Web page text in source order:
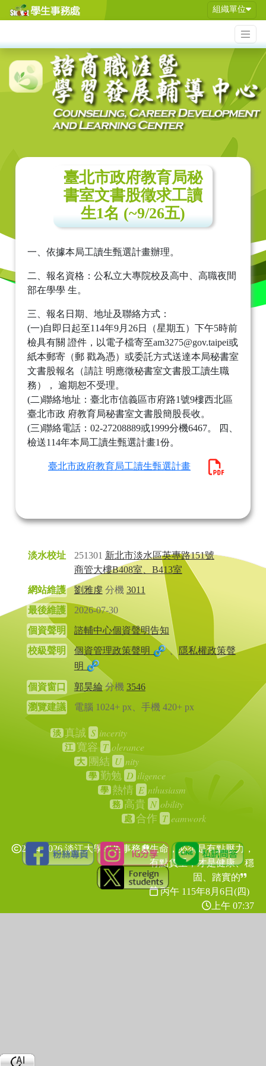
組織單位
臺北市政府教育局秘
書室文書股徵求工讀
生1名 (~9/26五)
一、依據本局工讀生甄選計畫辦理。
二、報名資格：公私立大專院校及高中、高職夜間
部在學學 生。
三、報名日期、地址及聯絡方式：
(一)自即日起至114年9月26日（星期五）下午5時前
檢具有關 證件，以電子檔寄至am3275@gov.taipei或
紙本郵寄（郵 戳為憑）或委託方式送達本局秘書室
文書股報名（請註 明應徵秘書室文書股工讀生職
務）， 逾期恕不受理。
(二)聯絡地址：臺北市信義區市府路1號9樓西北區
臺北市政 府教育局秘書室文書股簡股長收。
(三)聯絡電話：02-27208889或1999分機6467。 四、
檢送114年本局工讀生甄選計畫1份。
臺北市政府教育局工讀生甄選計畫
淡水校址 251301 新北市淡水區英專路151號
商管大樓B408室、B413室
網站維護
劉雅虔分機 3011
最後維護
2026-07-30
個資聲明
諮輔中心個資聲明告知
校級聲明
個資管理政策聲明 、 隱私權政策聲
明
個資窗口 郭昊綸 分機 3546
瀏覽建議
電腦 1024+ px、手機 420+ px
淡 真誠 S incerity
江 寬容 T olerance
大 團結 U nity
學 勤勉 D iligence
學 熱情 E nthusiasm
務 高貴 N obility
處 合作 T eamwork
2024-2026 淡江大學學生事務處生命，必須是有點壓力，
有點負重，才是健康、穩
固、踏實的
丙午 115年8月6日(四)
上午 07:37